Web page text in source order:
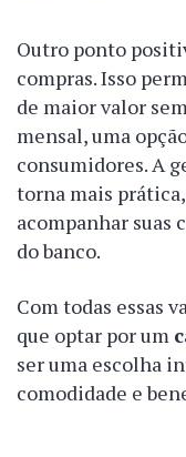
Outro ponto
compras. Isso
de maior valor
mensal, uma
consumidores. A
torna mais
acompanhar suas
do banco.
Com todas essas
que optar por um
ser uma escolha
comodidade e